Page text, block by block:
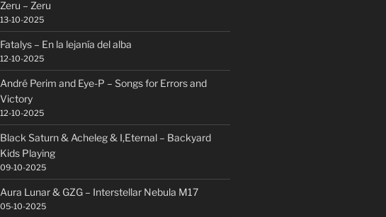
Zeru – Zeru
13-10-2025
Fatalys – En la lejanía del alba
12-10-2025
André Perim and Eye-P – Songs for Errors and
Victory
12-10-2025
Black Saturn & Acheleg & I,Eternal – Backyard
Kids Playing
09-10-2025
Aura Lunar & GZG – Interstellar Nebula M17
05-10-2025